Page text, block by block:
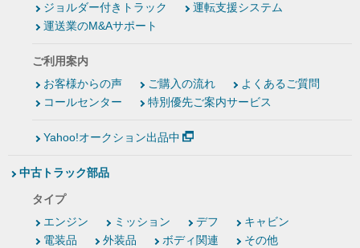
ジョルダー付きトラック
運転支援システム
運送業のM&Aサポート
ご利用案内
お客様からの声
ご購入の流れ
よくあるご質問
コールセンター
特別優先ご案内サービス
Yahoo!オークション出品中
中古トラック部品
タイプ
エンジン
ミッション デフ
キャビン
電装品
外装品 ボディ関連 その他